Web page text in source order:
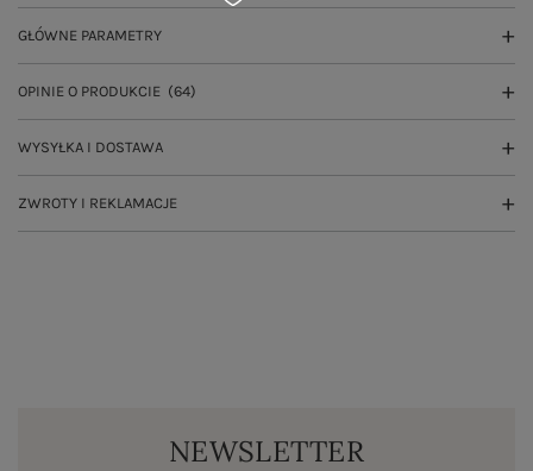
GŁÓWNE PARAMETRY
OPINIE O PRODUKCIE (64)
WYSYŁKA I DOSTAWA
ZWROTY I REKLAMACJE
NEWSLETTER